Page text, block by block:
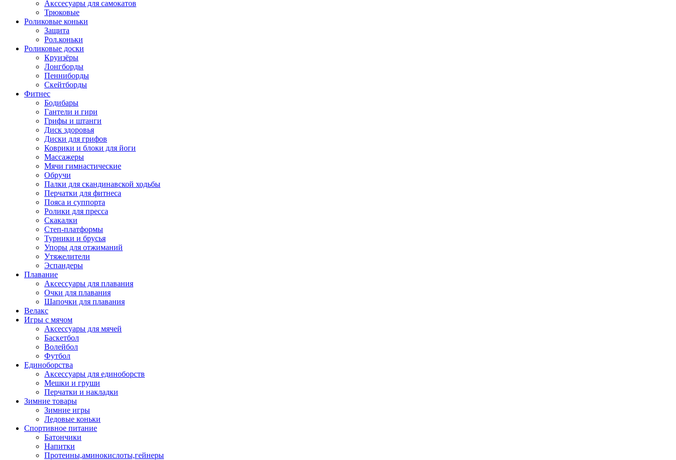
Акссесуары для самокатов
Трюковые
Роликовые коньки
Защита
Рол.коньки
Роликовые доски
Круизёры
Лонгборды
Пенниборды
Скейтборды
Фитнес
Бодибары
Гантели и гири
Грифы и штанги
Диск здоровья
Диски для грифов
Коврики и блоки для йоги
Массажеры
Мячи гимнастические
Обручи
Палки для скандинавской ходьбы
Перчатки для фитнеса
Пояса и суппорта
Ролики для пресса
Скакалки
Степ-платформы
Турники и брусья
Упоры для отжиманий
Утяжелители
Эспандеры
Плавание
Аксессуары для плавания
Очки для плавания
Шапочки для плавания
Велакс
Игры с мячом
Аксессуары для мячей
Баскетбол
Волейбол
Футбол
Единоборства
Аксессуары для единоборств
Мешки и груши
Перчатки и накладки
Зимние товары
Зимние игры
Ледовые коньки
Спортивное питание
Батончики
Напитки
Протеины,аминокислоты,гейнеры